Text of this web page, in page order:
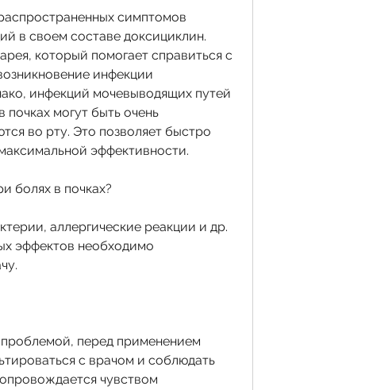
симптомов
в своем составе доксициклин.
который помогает справиться с
инфекции
инфекций мочевыводящих путей
почках могут быть очень
во рту. Это позволяет быстро
эффективности.
болях в почках?
аллергические реакции и др.
эффектов необходимо
проблемой, перед применением
с врачом и соблюдать
чувством